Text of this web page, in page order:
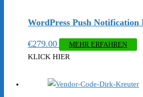
WordPress Push Notification
€279.00 MEHR ERFAHREN
KLICK HIER